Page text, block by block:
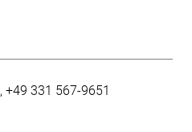
+49 331 567-9651